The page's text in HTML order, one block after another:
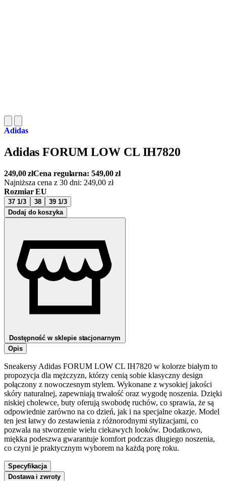
Adidas
Adidas FORUM LOW CL IH7820
249,00złCena regularna:549,00zł
Najniższa cena z 30 dni: 249,00 zł
Rozmiar EU
37 1/3 38
39 1/3
Dodaj do koszyka
Dostępność w sklepie stacjonarnym
Opis
Sneakersy Adidas FORUM LOW CL IH7820 w kolorze białym to
propozycja dla mężczyzn, którzy cenią sobie klasyczny design
połączony z nowoczesnym stylem. Wykonane z wysokiej jakości
skóry naturalnej, zapewniają trwałość oraz wygodę noszenia. Dzięki
niskiej cholewce, buty oferują swobodę ruchów, co sprawia, że są
odpowiednie zarówno na co dzień, jak i na specjalne okazje. Model
ten jest łatwy do zestawienia z różnorodnymi stylizacjami, co
pozwala na stworzenie wielu ciekawych looków. Dodatkowo,
miękka podeszwa gwarantuje komfort podczas długiego noszenia,
co czyni je praktycznym wyborem na każdą porę roku.
Specyfikacja
Dostawa i zwroty